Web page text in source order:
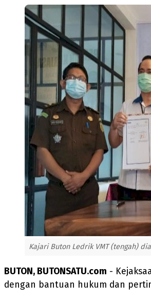
Kajari Buton Ledrik VMT (tengah)
BUTON, BUTONSATU.com -
dengan bantuan hukum dan